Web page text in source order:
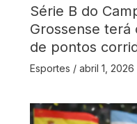
Série B do
Grossense
de pontos
Esportes / abril 1, 2026